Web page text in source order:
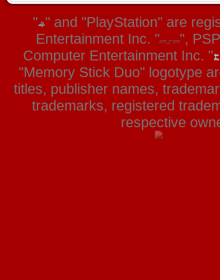
" " and "PlayStation" are
Entertainment Inc. "
",
Computer Entertainment Inc. "
"Memory Stick Duo" logotype
titles, publisher names,
trademarks, registered
respective